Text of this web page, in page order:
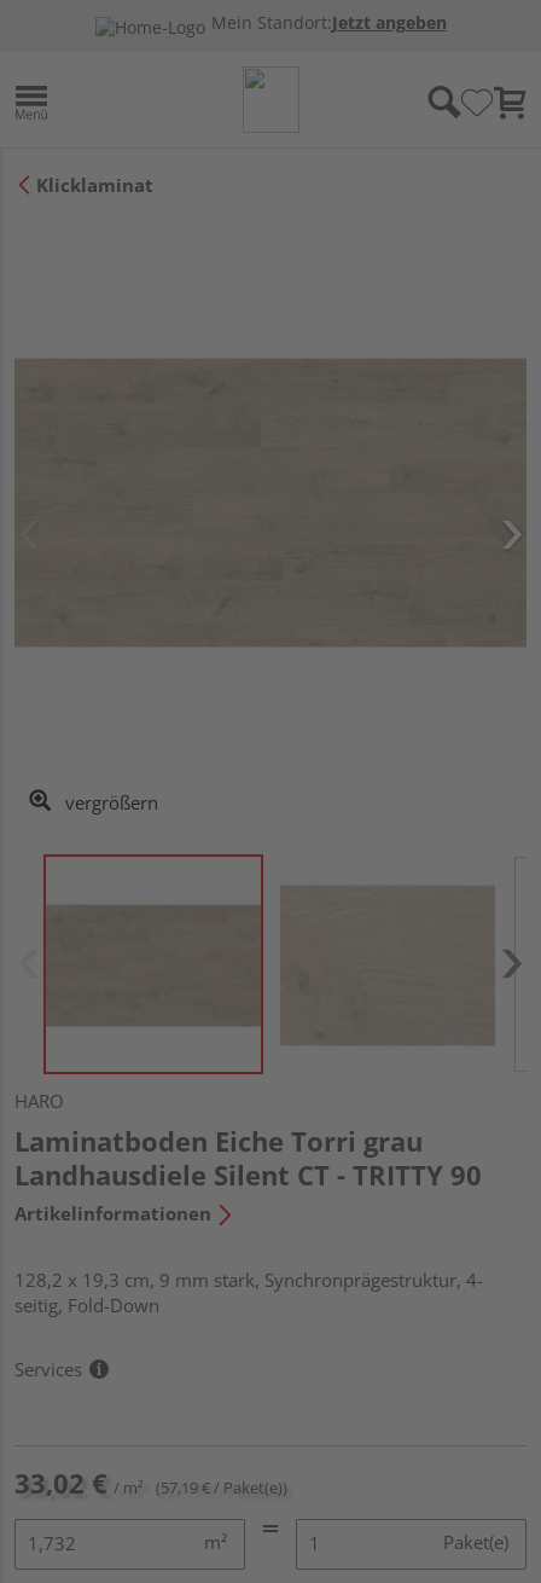
Mein Standort:Jetzt angeben
Klicklaminat
vergrößern
HARO
Laminatboden Eiche Torri grau
Landhausdiele Silent CT - TRITTY 90
Artikelinformationen
128,2 x 19,3 cm, 9 mm stark, Synchronprägestruktur, 4-
seitig, Fold-Down
Services
33,02 € / m² (57,19 € / Paket(e))
m² Paket(e)